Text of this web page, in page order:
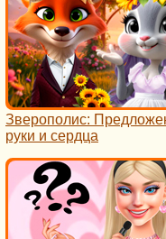
Зверополис:
руки и сердца